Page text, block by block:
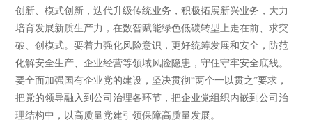
创新、模式创新，迭代升级传统业务，积极拓展新兴业务，大力
培育发展新质生产力，在数智赋能绿色低碳转型上走在前、求突
破、创模式。要着力强化风险意识，更好统筹发展和安全，防范
化解安全生产、企业经营等领域风险隐患，守住守牢安全底线。
要全面加强国有企业党的建设，坚决贯彻“两个一以贯之”要求，
把党的领导融入到公司治理各环节，把企业党组织内嵌到公司治
理结构中，以高质量党建引领保障高质量发展。